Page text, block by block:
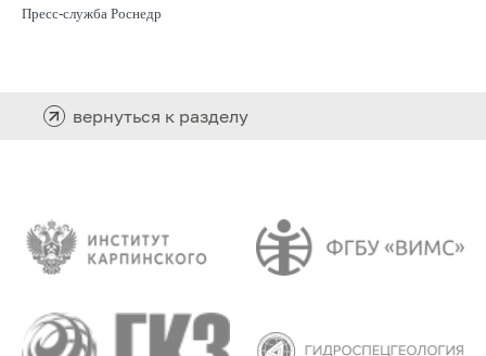
Пресс-служба Роснедр
вернуться к разделу